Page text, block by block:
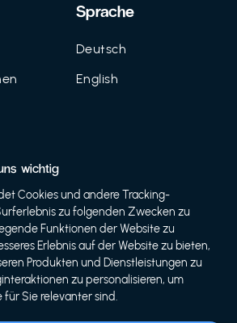
Sprache
Deutsch
English
wichtig
Cookies und andere Tracking-
zu folgenden Zwecken zu
Funktionen der Website zu
Erlebnis auf der Website zu bieten,
Produkten und Dienstleistungen zu
zu personalisieren, um
Sie relevanter sind.